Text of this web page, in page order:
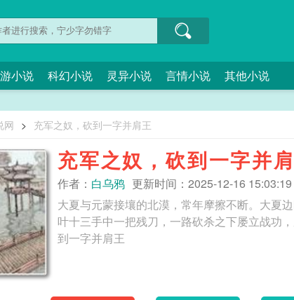
小说 科幻小说 灵异小说 言情小说 其他小说
网 > 充军之奴，砍到一字并肩王
充军之奴，砍到一字并
作者： 白乌鸦 更新时间：2025-12-16 15:03:19
大夏与元蒙接壤的北漠，常年摩擦不断。大夏
叶十三手中一把残刀，一路砍杀之下屡立战功，从一
到一字并肩王